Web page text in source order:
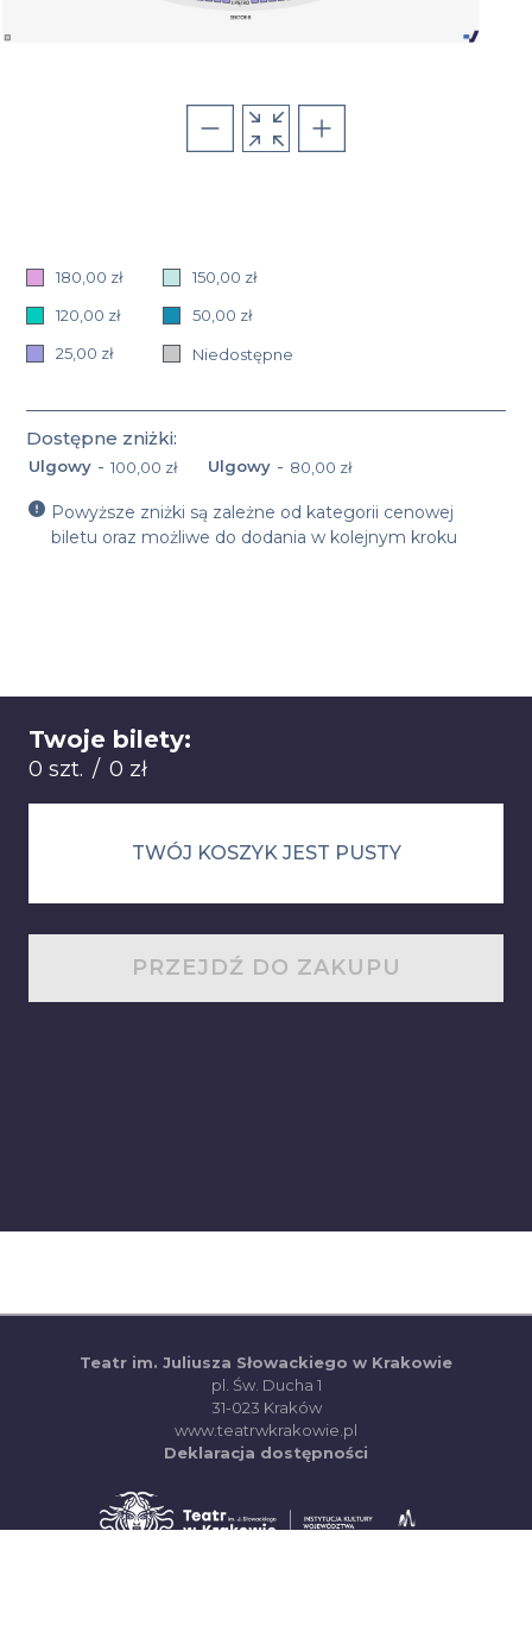
180,00 zł
150,00 zł
120,00 zł
50,00 zł
25,00 zł
Niedostępne
Dostępne zniżki:
Nazwa oraz cena zniżki: Ulgowy 100,00 zł
Ulgowy - 100,00 zł
Nazwa oraz cena zniżki: Ulgowy
Ulgowy - 80,00 zł
Powyższe zniżki są zależne od kategorii cenowej
biletu oraz możliwe do dodania w kolejnym kroku
Twoje bilety:
0 szt. / 0 zł
Łącznie: 0 sztuk 0 zł
TWÓJ KOSZYK JEST PUSTY
PRZEJDŹ DO ZAKUPU
Teatr im. Juliusza Słowackiego w Krakowie
pl. Św. Ducha 1
31-023 Kraków
www.teatrwkrakowie.pl
Deklaracja dostępności